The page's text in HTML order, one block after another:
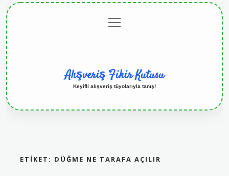
menüyü
aç
Alışveriş Fikir Kutusu
Keyifli alışveriş tüyolarıyla tanış!
ETIKET: DÜĞME NE TARAFA AÇILIR